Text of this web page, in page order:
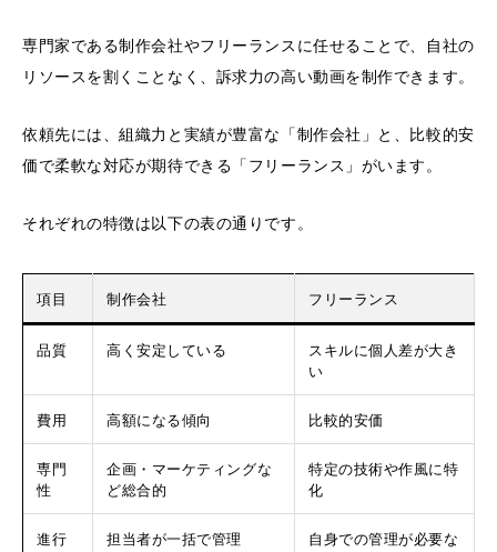
専門家である制作会社やフリーランスに任せることで、自社の
リソースを割くことなく、訴求力の高い動画を制作できます。
依頼先には、組織力と実績が豊富な「制作会社」と、比較的安
価で柔軟な対応が期待できる「フリーランス」がいます。
それぞれの特徴は以下の表の通りです。
項目 制作会社 フリーランス
品質 高く安定している
スキルに個人差が大き
い
費用 高額になる傾向 比較的安価
専門
性
企画・マーケティングな
ど総合的
特定の技術や作風に特
化
進行
担当者が一括で管理
自身での管理が必要な